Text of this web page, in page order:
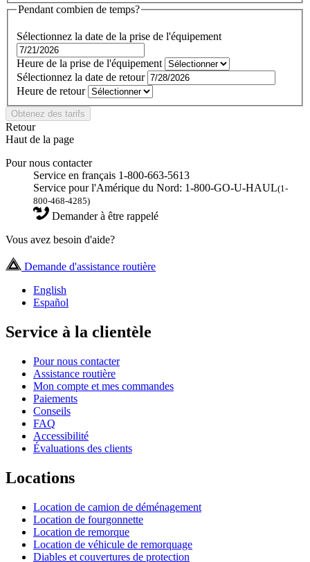
Pendant combien de temps?
Sélectionnez la date de la prise de l'équipement
Heure de la prise de l'équipement
Sélectionnez la date de retour
Heure de retour
Obtenez des tarifs
Retour
Haut de la page
Pour nous contacter
Service en français 1-800-663-5613
Service pour l'Amérique du Nord: 1-800-GO-U-HAUL(1-
800-468-4285)
Demander à être rappelé
Vous avez besoin d'aide?
Demande d'assistance routière
English
Español
Service à la clientèle
Pour nous contacter
Assistance routière
Mon compte et mes commandes
Paiements
Conseils
FAQ
Accessibilité
Évaluations des clients
Locations
Location de camion de déménagement
Location de fourgonnette
Location de remorque
Location de véhicule de remorquage
Diables et couvertures de protection